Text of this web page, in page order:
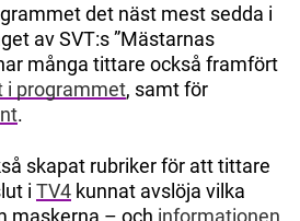
det näst mest sedda i
av SVT:s ”Mästarnas
många tittare också framfört
i programmet, samt för
.
skapat rubriker för att tittare
i TV4 kunnat avslöja vilka
maskerna – och informationen